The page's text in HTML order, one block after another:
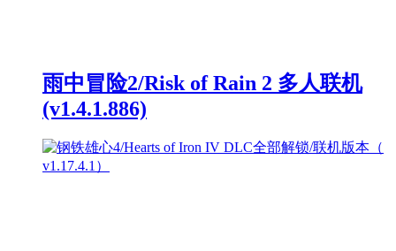
雨中冒险2/Risk of Rain 2 多人联机
(v1.4.1.886)